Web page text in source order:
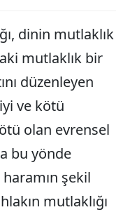
dinin mutlaklık
mutlaklık bir
düzenleyen
ve kötü
olan evrensel
bu yönde
şekil
mutlaklığı